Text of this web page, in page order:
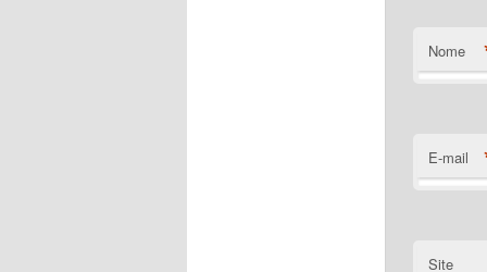
Nome
E-mail
Site